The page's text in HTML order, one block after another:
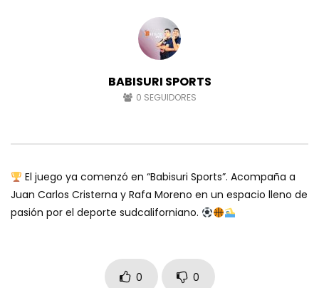
BABISURI SPORTS
0 SEGUIDORES
El juego ya comenzó en “Babisuri Sports”. Acompaña a
Juan Carlos Cristerna y Rafa Moreno en un espacio lleno de
pasión por el deporte sudcaliforniano.
0 0